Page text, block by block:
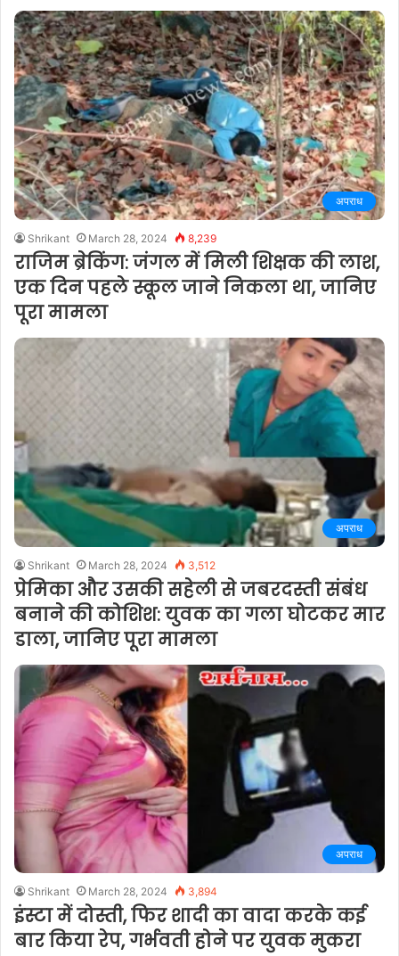
अपराध
Shrikant March 28, 2024 8,239
राजिम ब्रेकिंग: जंगल में मिली शिक्षक की लाश,
एक दिन पहले स्कूल जाने निकला था, जानिए
पूरा मामला
अपराध
Shrikant March 28, 2024 3,512
प्रेमिका और उसकी सहेली से जबरदस्ती संबंध
बनाने की कोशिश: युवक का गला घोटकर मार
डाला, जानिए पूरा मामला
अपराध
Shrikant March 28, 2024 3,894
इंस्टा में दोस्ती, फिर शादी का वादा करके कई
बार किया रेप, गर्भवती होने पर युवक मुकरा